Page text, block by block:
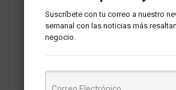
Somos un medio de comunicación
brindar una selección de contenidos
marketing, comunicaciones, liderazgo,
Suscríbete con tu correo a nuestro
semanal con las noticias más
negocio.